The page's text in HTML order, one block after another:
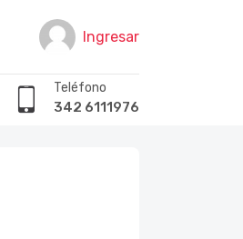
Ingresar
Teléfono
342 6111976